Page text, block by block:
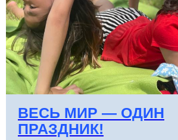
ВЕСЬ МИР — ОДИН
ПРАЗДНИК!